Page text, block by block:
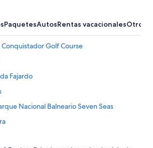
PaquetesAutosRentas vacacionalesOtros
Golf Course
Fajardo
Nacional Balneario Seven Seas